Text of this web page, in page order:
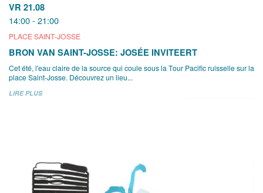
VR 21.08
14:00 - 21:00
PLACE SAINT-JOSSE
BRON VAN SAINT-JOSSE: JOSÉE INVITEERT
Cet été, l'eau claire de la source qui coule sous la Tour Pacific ruisselle sur la
place Saint-Josse. Découvrez un lieu...
LIRE PLUS